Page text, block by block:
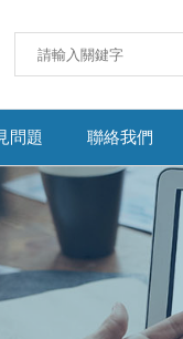
問題 聯絡我們